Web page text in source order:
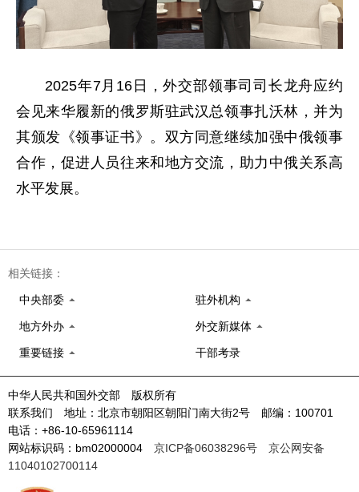
2025年7月16日，外交部领事司司长龙舟应约
会见来华履新的俄罗斯驻武汉总领事扎沃林，并为
其颁发《领事证书》。双方同意继续加强中俄领事
合作，促进人员往来和地方交流，助力中俄关系高
水平发展。
相关链接：
中央部委 驻外机构
地方外办 外交新媒体
重要链接 干部考录
中华人民共和国外交部 版权所有
联系我们 地址：北京市朝阳区朝阳门南大街2号 邮编：100701
电话：+86-10-65961114
网站标识码：bm02000004 京ICP备06038296号
京公网安备
11040102700114